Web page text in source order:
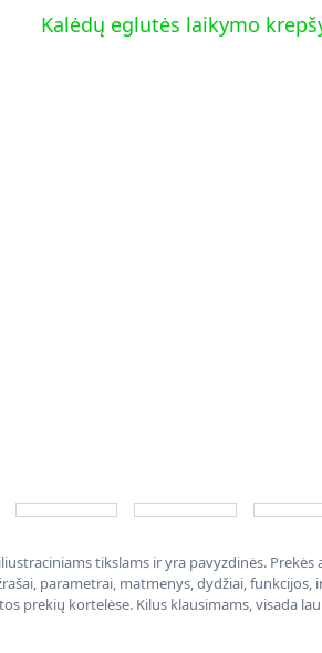
tikslams ir yra pavyzdinės.
parametrai, matmenys, dydžiai,
prekių kortelėse. Kilus klausimams, visada